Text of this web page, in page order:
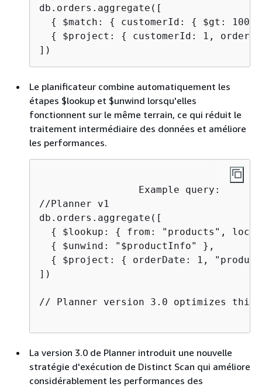
db.orders.aggregate([
{
$match: { customerId: {
$gt:
{
$project: {
customerId: 1,
])
Le planificateur combine automatiquement les
étapes $lookup et $unwind lorsqu'elles
fonctionnent sur le même terrain, ce qui réduit le
traitement intermédiaire des données et améliore
les performances.
                 Example query:
//Planner v1
db.orders.aggregate([
{
$lookup: {
from: "products",
{
$unwind: "$productInfo" },
{
$project: {
orderDate: 1,
])
// Planner version 3.0 optimizes this
La version 3.0 de Planner introduit une nouvelle
stratégie d'exécution de Distinct Scan qui améliore
considérablement les performances des